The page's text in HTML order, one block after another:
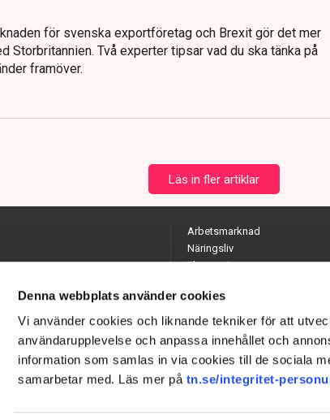
Denna webbplats använder cookies
Vi använder cookies och liknande tekniker för att
användarupplevelse och anpassa innehållet och
information som samlas in via cookies till de sociala
samarbetar med. Läs mer på tn.se/integritet-
för svenska exportföretag och Brexit gör det mer
Storbritannien. Två experter tipsar vad du ska tänka på
framöver.
Läs in fler artiklar
82 Stockholm
Arbetsmarknad
Näringsliv
Ekonomi
Opinion
Hållbarhet
Utrikes
Quiz